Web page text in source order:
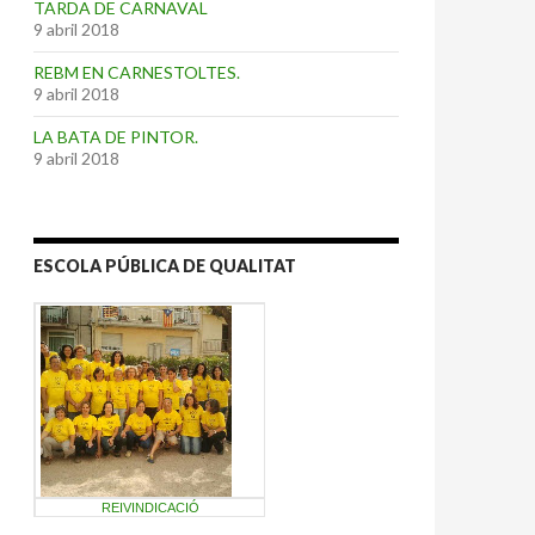
TARDA DE CARNAVAL
9 abril 2018
REBM EN CARNESTOLTES.
9 abril 2018
LA BATA DE PINTOR.
9 abril 2018
ESCOLA PÚBLICA DE QUALITAT
REIVINDICACIÓ